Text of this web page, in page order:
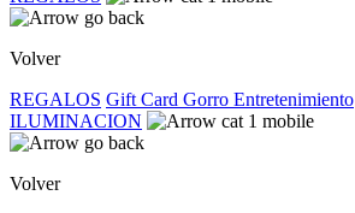
Volver
REGALOS Gift Card Gorro Entretenimiento
ILUMINACION
Volver